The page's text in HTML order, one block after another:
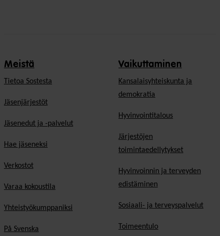
Meistä
Tietoa Sostesta
Jäsenjärjestöt
Jäsenedut ja -palvelut
Hae jäseneksi
Verkostot
Varaa kokoustila
Yhteistyökumppaniksi
På Svenska
Vaikuttaminen
Kansalaisyhteiskunta ja
demokratia
Hyvinvointitalous
Järjestöjen
toimintaedellytykset
Hyvinvoinnin ja terveyden
edistäminen
Sosiaali- ja terveyspalvelut
Toimeentulo